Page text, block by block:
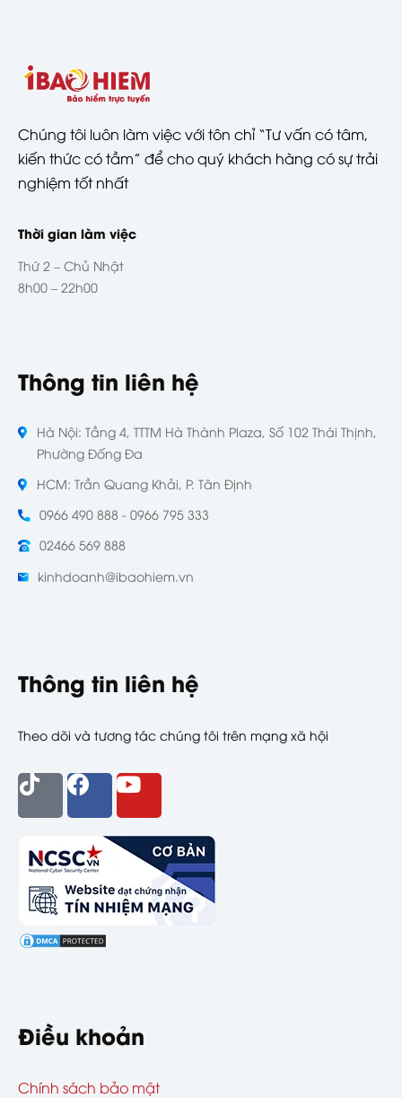
Chúng tôi luôn làm việc với tôn chỉ “Tư vấn có tâm,
kiến thức có tầm” để cho quý khách hàng có sự trải
nghiệm tốt nhất
Thời gian làm việc
Thứ 2 – Chủ Nhật
8h00 – 22h00
Thông tin liên hệ
Hà Nội: Tầng 4, TTTM Hà Thành Plaza, Số 102 Thái Thịnh,
Phường Đống Đa
HCM: Trần Quang Khải, P. Tân Định
0966 490 888 - 0966 795 333
02466 569 888
kinhdoanh@ibaohiem.vn
Thông tin liên hệ
Theo dõi và tương tác chúng tôi trên mạng xã hội
Điều khoản
Chính sách bảo mật